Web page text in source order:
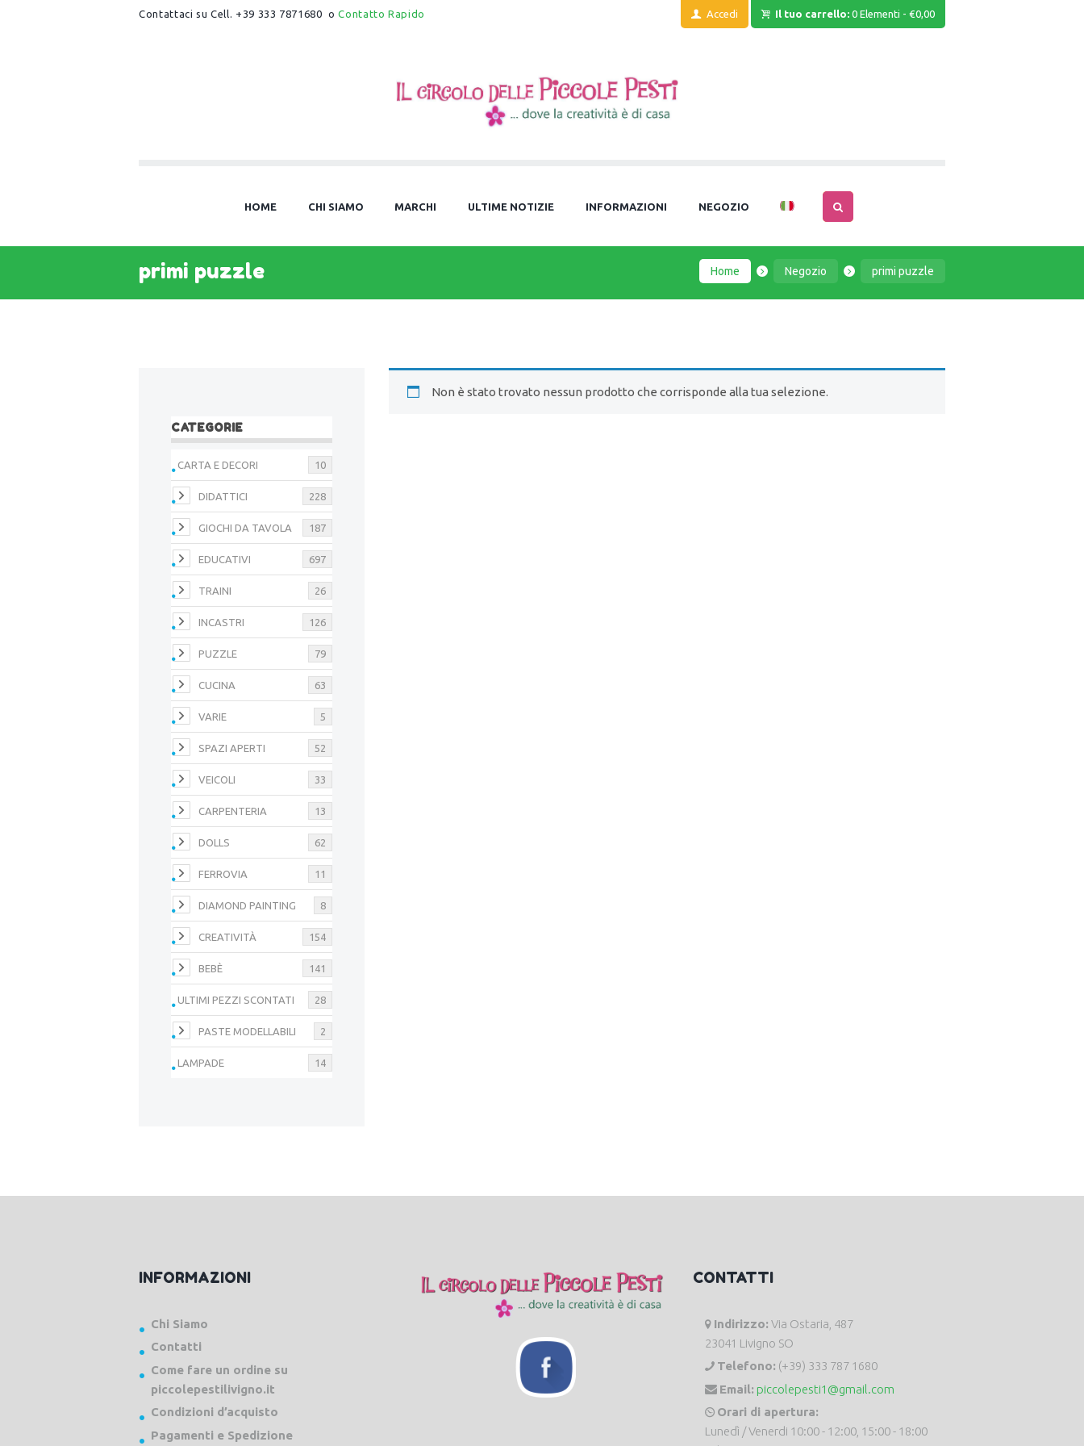
Contattaci su Cell. +39 333 7871680 oContatto Rapido Accedi Il tuo carrello: 0 Elementi -€0,00
HOME CHI SIAMO MARCHI ULTIME NOTIZIE INFORMAZIONI NEGOZIO
primi puzzle Home Negozio primi puzzle
Non è stato trovato nessun prodotto che corrisponde alla tua selezione.
CATEGORIE
CARTA E DECORI 10
DIDATTICI 228
GIOCHI DA TAVOLA 187
EDUCATIVI 697
TRAINI 26
INCASTRI 126
PUZZLE 79
CUCINA 63
VARIE 5
SPAZI APERTI 52
VEICOLI 33
CARPENTERIA 13
DOLLS 62
FERROVIA 11
DIAMOND PAINTING 8
CREATIVITÀ 154
BEBÈ 141
ULTIMI PEZZI SCONTATI 28
PASTE MODELLABILI 2
LAMPADE 14
INFORMAZIONI
Chi Siamo
Contatti
Come fare un ordine su
piccolepestilivigno.it
Condizioni d’acquisto
Pagamenti e Spedizione
CONTATTI
Indirizzo: Via Ostaria, 487
23041 Livigno SO
Telefono: (+39) 333 787 1680
Email: piccolepesti1@gmail.com
Orari di apertura:
Lunedì / Venerdi 10:00 - 12:00, 15:00 - 18:00